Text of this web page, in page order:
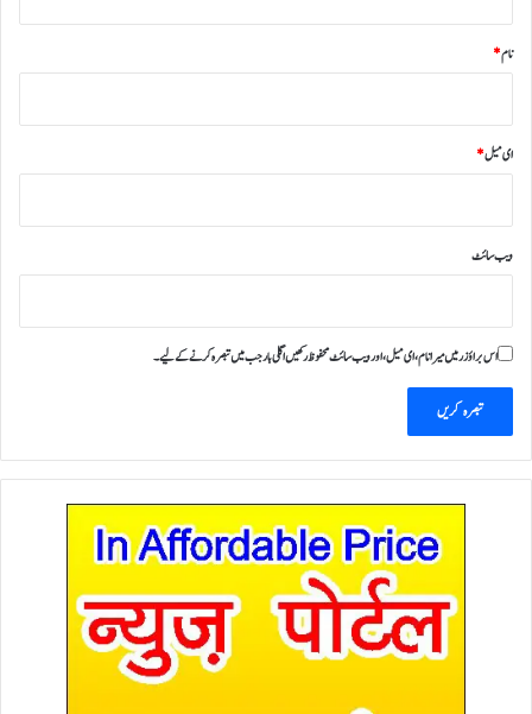
نام*
ای میل*
ویب‌ سائٹ
اس براؤزر میں میرا نام، ای میل، اور ویب سائٹ محفوظ رکھیں اگلی بار جب میں تبصرہ کرنے کےلیے۔